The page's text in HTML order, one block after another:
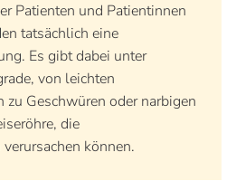
Patienten und Patientinnen
tatsächlich eine
Es gibt dabei unter
von leichten
zu Geschwüren oder narbigen
die
können.